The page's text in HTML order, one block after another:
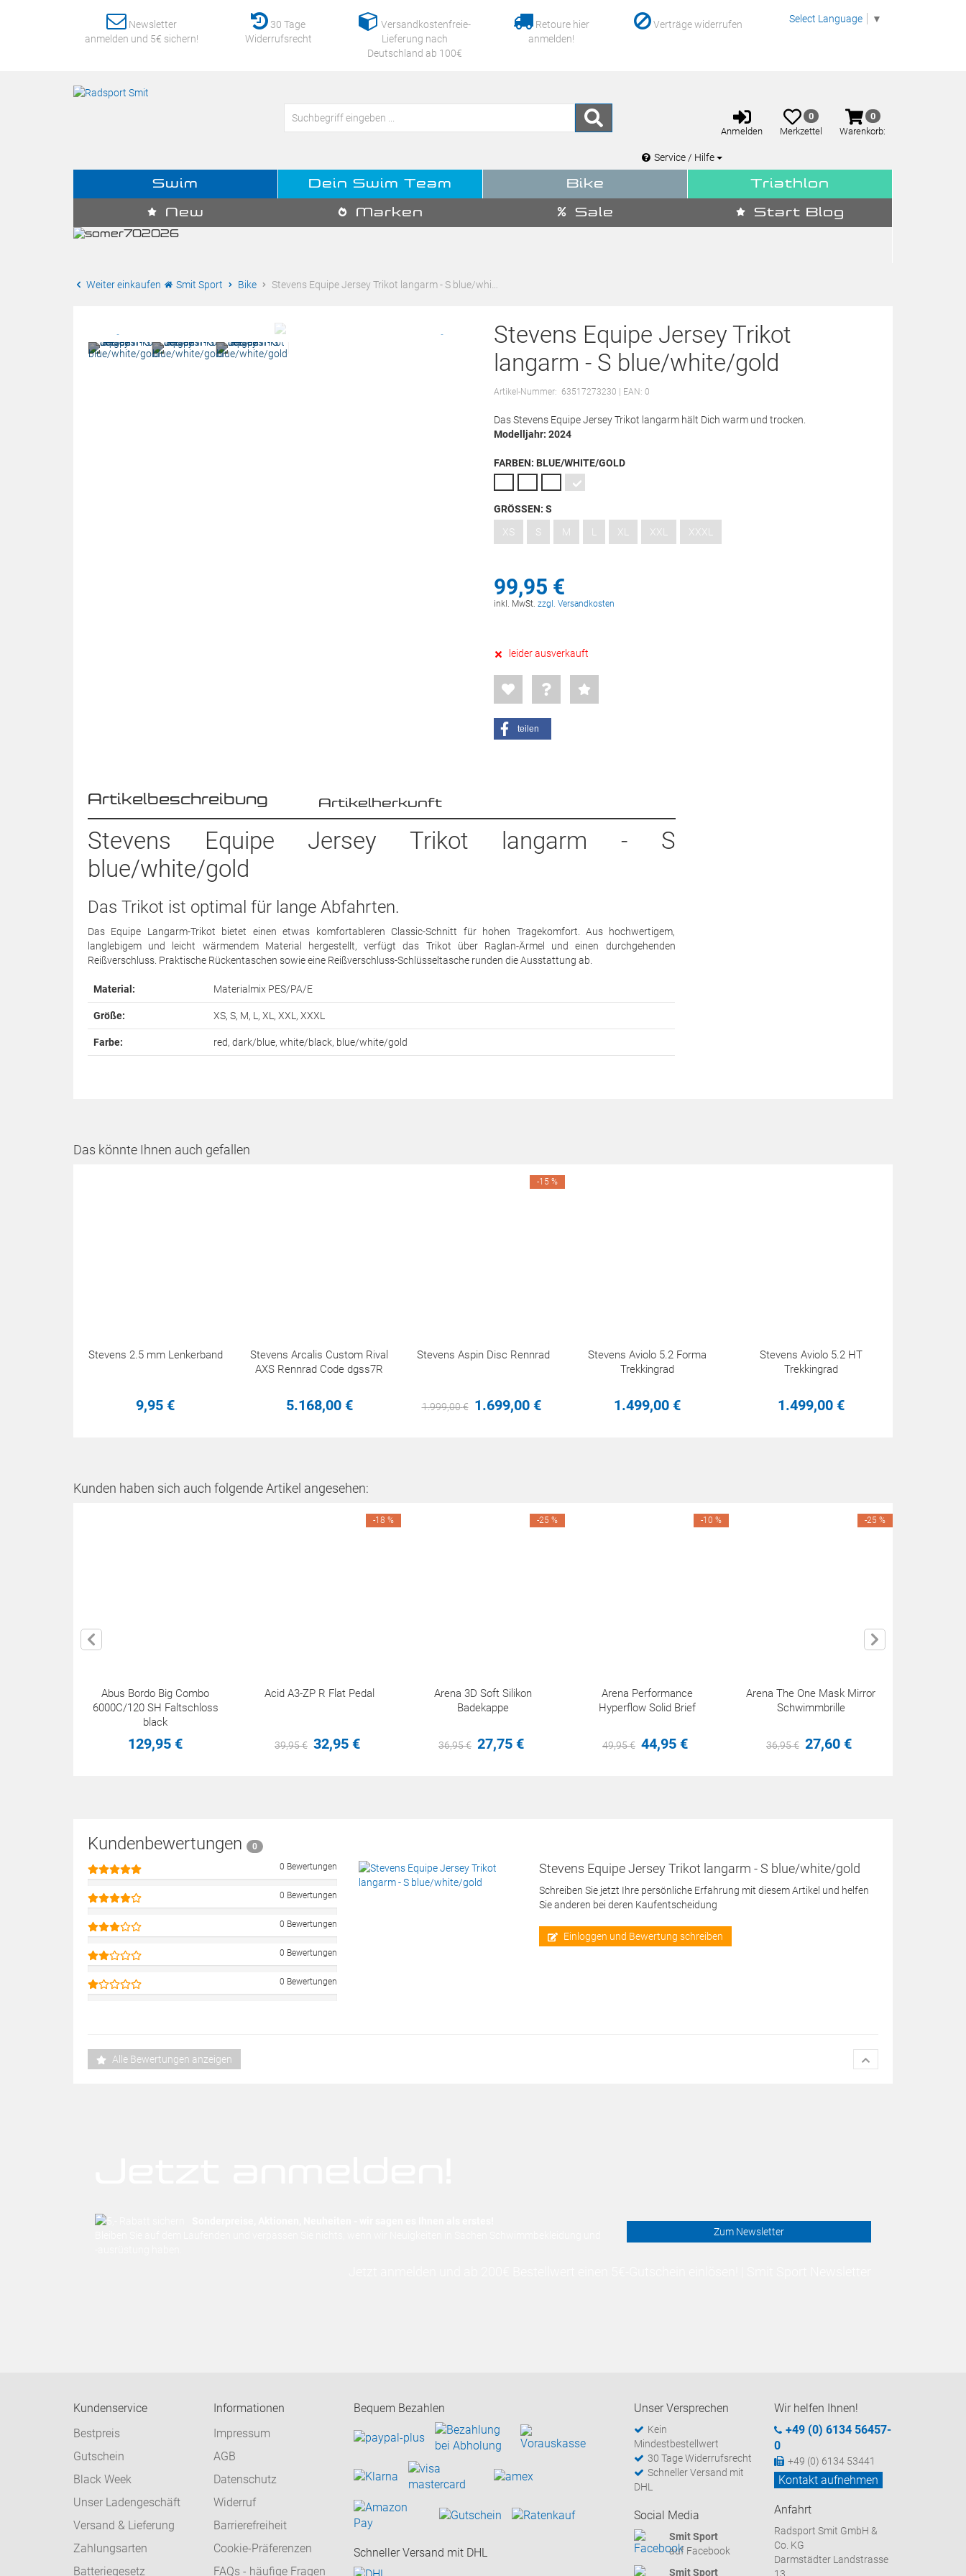
Newsletter
anmelden und 5€ sichern!
30 Tage
Widerrufsrecht
Versandkostenfreie-
Lieferung nach
Deutschland ab 100€
Retoure hier
anmelden!
Verträge widerrufen Select Language ▼
Anmelden
Anmelden
Merkzettel
aufklappen
0
Merkzettel
Warenkorb
aufklappen
0
Warenkorb:
Service / Hilfe
Swim Dein Swim Team Bike Triathlon
New Marken Sale Start Blog
Weiter einkaufen Smit Sport Bike Stevens Equipe Jersey Trikot langarm - S blue/whi…
Stevens Equipe Jersey Trikot
langarm - S blue/white/gold
Artikel-Nummer: 63517273230 | EAN: 0
Das Stevens Equipe Jersey Trikot langarm hält Dich warm und trocken.
Modelljahr: 2024
FARBEN: BLUE/WHITE/GOLD
GRÖSSEN: S
XS
S M XL XXL XXXL
99,95 €
inkl. MwSt. zzgl. Versandkosten
leider ausverkauft
teilen
Artikelbeschreibung Artikelherkunft
Stevens Equipe Jersey Trikot langarm - S
blue/white/gold
Das Trikot ist optimal für lange Abfahrten.
Das Equipe Langarm-Trikot bietet einen etwas komfortableren Classic-Schnitt für hohen Tragekomfort. Aus hochwertigem,
langlebigem und leicht wärmendem Material hergestellt, verfügt das Trikot über Raglan-Ärmel und einen durchgehenden
Reißverschluss. Praktische Rückentaschen sowie eine Reißverschluss-Schlüsseltasche runden die Ausstattung ab.
Material: Materialmix PES/PA/E
Größe: XS, S, M, L, XL, XXL, XXXL
Farbe: red, dark/blue, white/black, blue/white/gold
Das könnte Ihnen auch gefallen
Stevens 2.5 mm Lenkerband
9,95 €
Stevens Arcalis Custom Rival
AXS Rennrad Code dgss7R
5.168,00 €
Stevens Aspin Disc Rennrad
1.999,00€ 1.699,00 €
-15 %
Stevens Aviolo 5.2 Forma
Trekkingrad
1.499,00 €
Stevens Aviolo 5.2 HT
Trekkingrad
1.499,00 €
Kunden haben sich auch folgende Artikel angesehen:
Abus Bordo Big Combo
6000C/120 SH Faltschloss
black
129,95 €
Acid A3-ZP R Flat Pedal
39,95€ 32,95 €
-18 %
Arena 3D Soft Silikon
Badekappe
36,95€ 27,75 €
-25 %
Arena Performance
Hyperflow Solid Brief
49,95€ 44,95 €
-10 %
Arena The One Mask Mirror
Schwimmbrille
36,95€ 27,60 €
-25 %
Kundenbewertungen
0
0 Bewertungen
0 Bewertungen
0 Bewertungen
0 Bewertungen
0 Bewertungen
Stevens Equipe Jersey Trikot langarm - S blue/white/gold
Schreiben Sie jetzt Ihre persönliche Erfahrung mit diesem Artikel und helfen
Sie anderen bei deren Kaufentscheidung
Einloggen und Bewertung schreiben
Alle Bewertungen anzeigen
Zum Newsletter
Kundenservice
Bestpreis
Gutschein
Black Week
Unser Ladengeschäft
Versand & Lieferung
Zahlungsarten
Batteriegesetz
Informationen
Impressum
AGB
Datenschutz
Widerruf
Barrierefreiheit
Cookie-Präferenzen
FAQs - häufige Fragen
Bequem Bezahlen
Schneller Versand mit DHL
Unser Versprechen
Kein
Mindestbestellwert
30 Tage Widerrufsrecht
Schneller Versand mit
DHL
Social Media
Smit Sport
auf Facebook
Smit Sport
Wir helfen Ihnen!
+49 (0) 6134 56457-
0
+49 (0) 6134 53441
Kontakt aufnehmen
Anfahrt
Radsport Smit GmbH &
Co. KG
Darmstädter Landstrasse